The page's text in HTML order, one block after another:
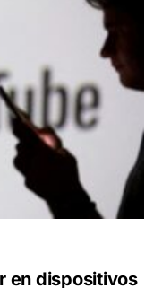
en dispositivos